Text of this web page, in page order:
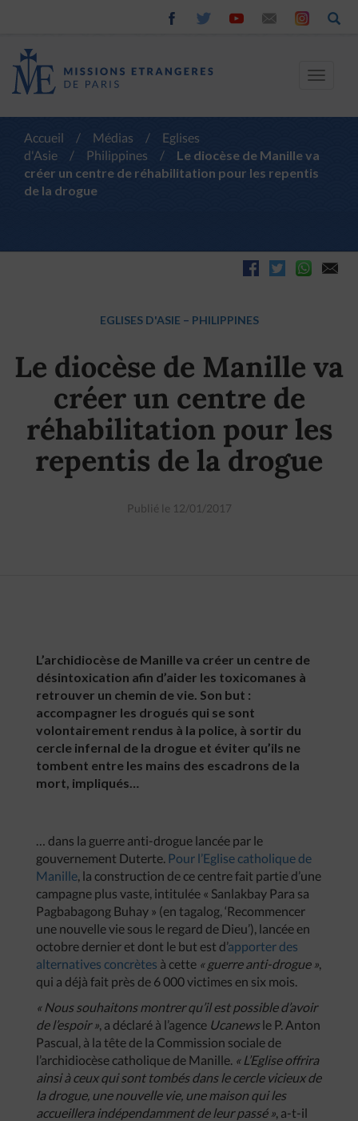
Toggle
Accueil / Médias /
Eglises
d'Asie
/ Philippines /
Le diocèse de Manille va
créer un centre de réhabilitation pour les repentis
de la drogue
EGLISES D'ASIE – PHILIPPINES
Le diocèse de Manille va
créer un centre de
réhabilitation pour les
repentis de la drogue
Publié le 12/01/2017
L’archidiocèse de Manille va créer un centre de
désintoxication afin d’aider les toxicomanes à
retrouver un chemin de vie. Son but :
accompagner les drogués qui se sont
volontairement rendus à la police, à sortir du
cercle infernal de la drogue et éviter qu’ils ne
tombent entre les mains des escadrons de la
mort, impliqués…
… dans la guerre anti-drogue lancée par le
gouvernement Duterte. Pour l’Eglise catholique de
Manille, la construction de ce centre fait partie d’une
campagne plus vaste, intitulée « Sanlakbay Para sa
Pagbabagong Buhay » (en tagalog, ‘Recommencer
une nouvelle vie sous le regard de Dieu’), lancée en
octobre dernier et dont le but est d’apporter des
alternatives concrètes à cette « guerre anti-drogue »,
qui a déjà fait près de 6 000 victimes en six mois.
« Nous souhaitons montrer qu’il est possible d’avoir
de l’espoir », a déclaré à l’agence Ucanewsle P. Anton
Pascual, à la tête de la Commission sociale de
l’archidiocèse catholique de Manille. « L’Eglise offrira
ainsi à ceux qui sont tombés dans le cercle vicieux de
la drogue, une nouvelle vie, une maison qui les
accueillera indépendamment de leur passé », a-t-il